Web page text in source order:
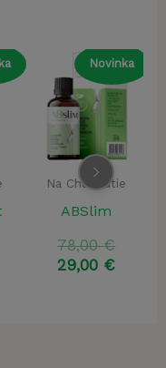
Novinka
Na Chudnutie
ABSlim
78,00€
cena
29,00 €